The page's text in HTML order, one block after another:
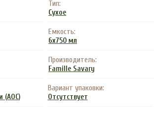
Тип:
Сухое
Емкость:
6x750 мл
Производитель:
Famille Savary
(АОС)
Вариант упаковки:
Отсутствует